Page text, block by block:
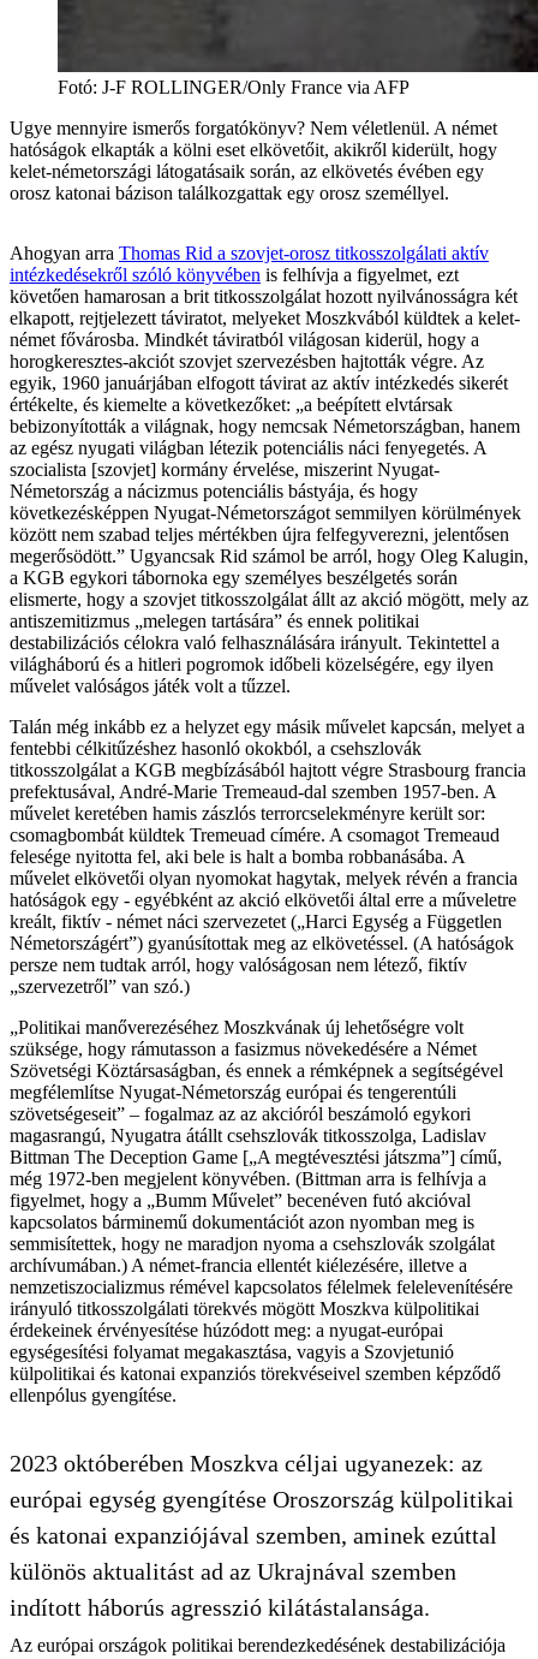
Fotó: J-F ROLLINGER/Only France via AFP
Ugye mennyire ismerős forgatókönyv? Nem véletlenül. A német
hatóságok elkapták a kölni eset elkövetőit, akikről kiderült, hogy
kelet-németországi látogatásaik során, az elkövetés évében egy
orosz katonai bázison találkozgattak egy orosz személlyel.
Ahogyan arra Thomas Rid a szovjet-orosz titkosszolgálati aktív
intézkedésekről szóló könyvében is felhívja a figyelmet, ezt
követően hamarosan a brit titkosszolgálat hozott nyilvánosságra két
elkapott, rejtjelezett táviratot, melyeket Moszkvából küldtek a kelet-
német fővárosba. Mindkét táviratból világosan kiderül, hogy a
horogkeresztes-akciót szovjet szervezésben hajtották végre. Az
egyik, 1960 januárjában elfogott távirat az aktív intézkedés sikerét
értékelte, és kiemelte a következőket: „a beépített elvtársak
bebizonyították a világnak, hogy nemcsak Németországban, hanem
az egész nyugati világban létezik potenciális náci fenyegetés. A
szocialista [szovjet] kormány érvelése, miszerint Nyugat-
Németország a nácizmus potenciális bástyája, és hogy
következésképpen Nyugat-Németországot semmilyen körülmények
között nem szabad teljes mértékben újra felfegyverezni, jelentősen
megerősödött.” Ugyancsak Rid számol be arról, hogy Oleg Kalugin,
a KGB egykori tábornoka egy személyes beszélgetés során
elismerte, hogy a szovjet titkosszolgálat állt az akció mögött, mely az
antiszemitizmus „melegen tartására” és ennek politikai
destabilizációs célokra való felhasználására irányult. Tekintettel a
világháború és a hitleri pogromok időbeli közelségére, egy ilyen
művelet valóságos játék volt a tűzzel.
Talán még inkább ez a helyzet egy másik művelet kapcsán, melyet a
fentebbi célkitűzéshez hasonló okokból, a csehszlovák
titkosszolgálat a KGB megbízásából hajtott végre Strasbourg francia
prefektusával, André-Marie Tremeaud-dal szemben 1957-ben. A
művelet keretében hamis zászlós terrorcselekményre került sor:
csomagbombát küldtek Tremeuad címére. A csomagot Tremeaud
felesége nyitotta fel, aki bele is halt a bomba robbanásába. A
művelet elkövetői olyan nyomokat hagytak, melyek révén a francia
hatóságok egy - egyébként az akció elkövetői által erre a műveletre
kreált, fiktív - német náci szervezetet („Harci Egység a Független
Németországért”) gyanúsítottak meg az elkövetéssel. (A hatóságok
persze nem tudtak arról, hogy valóságosan nem létező, fiktív
„szervezetről” van szó.)
„Politikai manőverezéséhez Moszkvának új lehetőségre volt
szüksége, hogy rámutasson a fasizmus növekedésére a Német
Szövetségi Köztársaságban, és ennek a rémképnek a segítségével
megfélemlítse Nyugat-Németország európai és tengerentúli
szövetségeseit” – fogalmaz az az akcióról beszámoló egykori
magasrangú, Nyugatra átállt csehszlovák titkosszolga, Ladislav
Bittman The Deception Game [„A megtévesztési játszma”] című,
még 1972-ben megjelent könyvében. (Bittman arra is felhívja a
figyelmet, hogy a „Bumm Művelet” becenéven futó akcióval
kapcsolatos bárminemű dokumentációt azon nyomban meg is
semmisítettek, hogy ne maradjon nyoma a csehszlovák szolgálat
archívumában.) A német-francia ellentét kiélezésére, illetve a
nemzetiszocializmus rémével kapcsolatos félelmek felelevenítésére
irányuló titkosszolgálati törekvés mögött Moszkva külpolitikai
érdekeinek érvényesítése húzódott meg: a nyugat-európai
egységesítési folyamat megakasztása, vagyis a Szovjetunió
külpolitikai és katonai expanziós törekvéseivel szemben képződő
ellenpólus gyengítése.
2023 októberében Moszkva céljai ugyanezek: az
európai egység gyengítése Oroszország külpolitikai
és katonai expanziójával szemben, aminek ezúttal
különös aktualitást ad az Ukrajnával szemben
indított háborús agresszió kilátástalansága.
Az európai országok politikai berendezkedésének destabilizációja